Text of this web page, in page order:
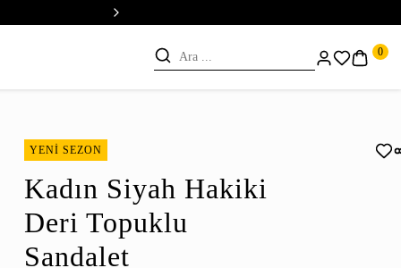
0
YENİ SEZON
Kadın Siyah Hakiki
Deri Topuklu
Sandalet